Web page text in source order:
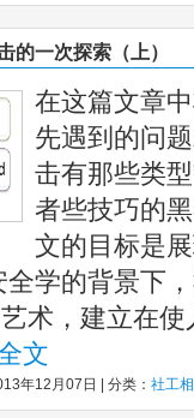
的一次探索（上）
在这篇文章
先遇到的问
击有那些类
者些技巧的
文的目标是
学的背景下
术，建立在
文
年12月07日 | 分类： 社工